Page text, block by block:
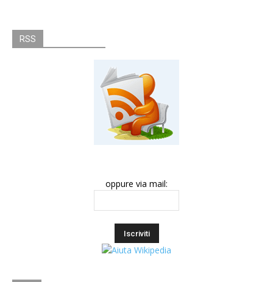
RSS
oppure via mail: